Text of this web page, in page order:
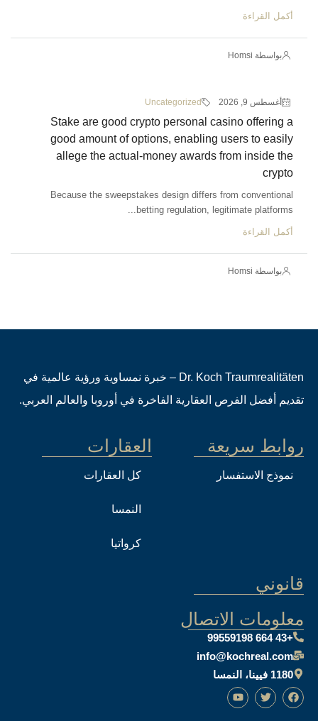
أكمل القراءة
بواسطة Homsi
أغسطس 9, 2026 Uncategorized
Stake are good crypto personal casino offering a
good amount of options, enabling users to easily
allege the actual-money awards from inside the
crypto
Because the sweepstakes design differs from conventional
betting regulation, legitimate platforms...
أكمل القراءة
بواسطة Homsi
Dr. Koch Traumrealitäten – خبرة نمساوية ورؤية عالمية في
تقديم أفضل الفرص العقارية الفاخرة في أوروبا والعالم العربي.
روابط سريعة
نموذج الاستفسار
العقارات
كل العقارات
النمسا
كرواتيا
قانوني
معلومات الاتصال
+43 664 99559198
info@kochreal.com
1180 فيينا، النمسا